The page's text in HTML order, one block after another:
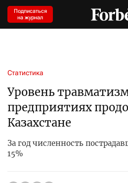
Подписаться
на журнал
Статистика
Уровень
предприятиях
Казахстане
За год численность
15%